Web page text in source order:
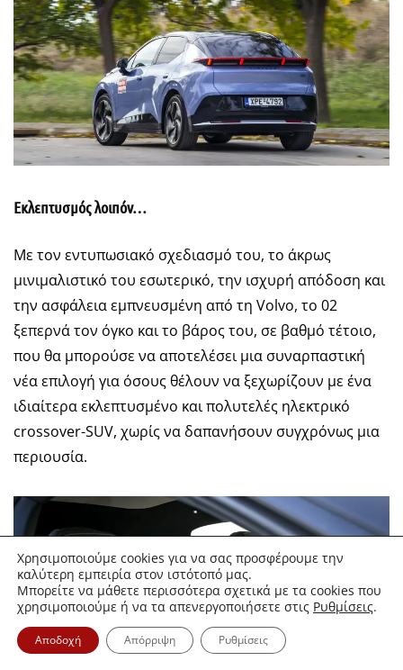
Εκλεπτυσμός λοιπόν…
Με τον εντυπωσιακό σχεδιασμό του, το άκρως
μινιμαλιστικό του εσωτερικό, την ισχυρή απόδοση και
την ασφάλεια εμπνευσμένη από τη Volvo, το 02
ξεπερνά τον όγκο και το βάρος του, σε βαθμό τέτοιο,
που θα μπορούσε να αποτελέσει μια συναρπαστική
νέα επιλογή για όσους θέλουν να ξεχωρίζουν με ένα
ιδιαίτερα εκλεπτυσμένο και πολυτελές ηλεκτρικό
crossover-SUV, χωρίς να δαπανήσουν συγχρόνως μια
περιουσία.
Χρησιμοποιούμε cookies για να σας προσφέρουμε την
καλύτερη εμπειρία στον ιστότοπό μας.
Μπορείτε να μάθετε περισσότερα σχετικά με τα cookies που
χρησιμοποιούμε ή να τα απενεργοποιήσετε στις Ρυθμίσεις.
Αποδοχή Απόρριψη Ρυθμίσεις